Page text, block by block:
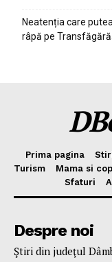
Neatenția care
râpă pe
Prima pagina
Turism
Mama si
Sfaturi
Despre noi
Ştiri din judeţul